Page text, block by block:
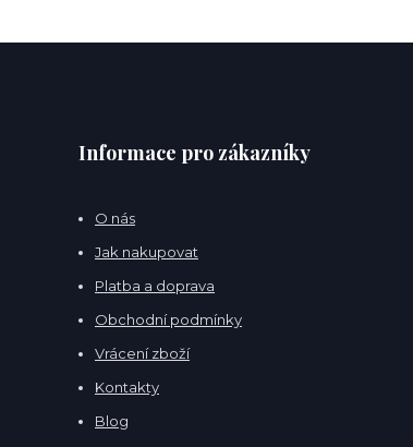
Informace pro zákazníky
O nás
Jak nakupovat
Platba a doprava
Obchodní podmínky
Vrácení zboží
Kontakty
Blog